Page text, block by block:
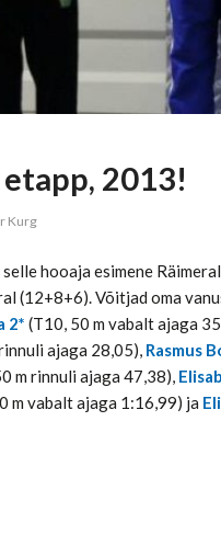
2013!
Kurg
hooaja esimene
(12+8+6). Võitjad oma
2* (T10, 50 m vabalt ajaga
ajaga 28,05), Rasmus
m rinnuli ajaga 47,38),
m vabalt ajaga 1:16,99) ja